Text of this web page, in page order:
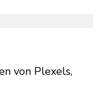
von Plexels,